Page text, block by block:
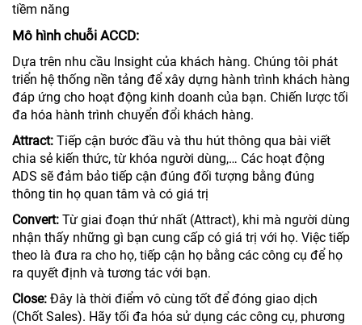
tiềm năng
Mô hình chuỗi ACCD:
Dựa trên nhu cầu Insight của khách hàng. Chúng tôi phát
triển hệ thống nền tảng để xây dựng hành trình khách hàng
đáp ứng cho hoạt động kinh doanh của bạn. Chiến lược tối
đa hóa hành trình chuyển đổi khách hàng.
Attract: Tiếp cận bước đầu và thu hút thông qua bài viết
chia sẻ kiến thức, từ khóa người dùng,… Các hoạt động
ADS sẽ đảm bảo tiếp cận đúng đối tượng bằng đúng
thông tin họ quan tâm và có giá trị
Convert: Từ giai đoạn thứ nhất (Attract), khi mà người dùng
nhận thấy những gì bạn cung cấp có giá trị với họ. Việc tiếp
theo là đưa ra cho họ, tiếp cận họ bằng các công cụ để họ
ra quyết định và tương tác với bạn.
Close: Đây là thời điểm vô cùng tốt để đóng giao dịch
(Chốt Sales). Hãy tối đa hóa sử dụng các công cụ, phương